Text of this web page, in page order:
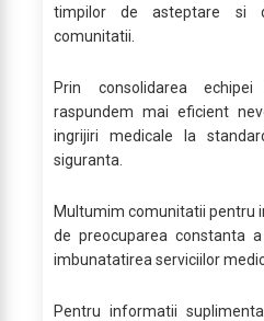
timpilor de asteptare si
comunitatii.
Prin consolidarea
raspundem mai eficient
ingrijiri medicale la
siguranta.
Multumim comunitatii pentru
de preocuparea constanta
imbunatatirea serviciilor
Pentru informatii